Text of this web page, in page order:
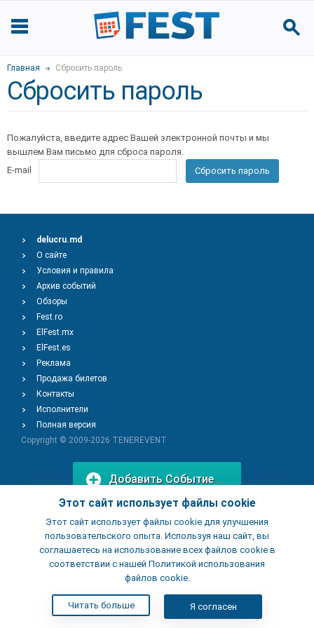
Главная Сбросить пароль
Сбросить пароль
Пожалуйста, введите адрес Вашей электронной почты и мы
вышлем Вам письмо для сброса пароля.
E-mail
Сбросить пароль
Этот сайт использует файлы cookie
Этот сайт использует файлы cookie для улучшения
пользовательского опыта. Используя наш сайт, вы
соглашаетесь на использование всех файлов cookie в
соответствии с нашей Политикой использования
файлов cookie.
Читать больше Я согласен
delucru.md
О сайте
Условия и правила
Архив событий
Обзоры
Fest.ro
ElFest.mx
ElFest.es
Реклама
Продажа билетов
Контакты
Исполнители
Полная версия
Copyright © 2009-2026 TENEREVENT
Добавить Событие
Добавить Заведение